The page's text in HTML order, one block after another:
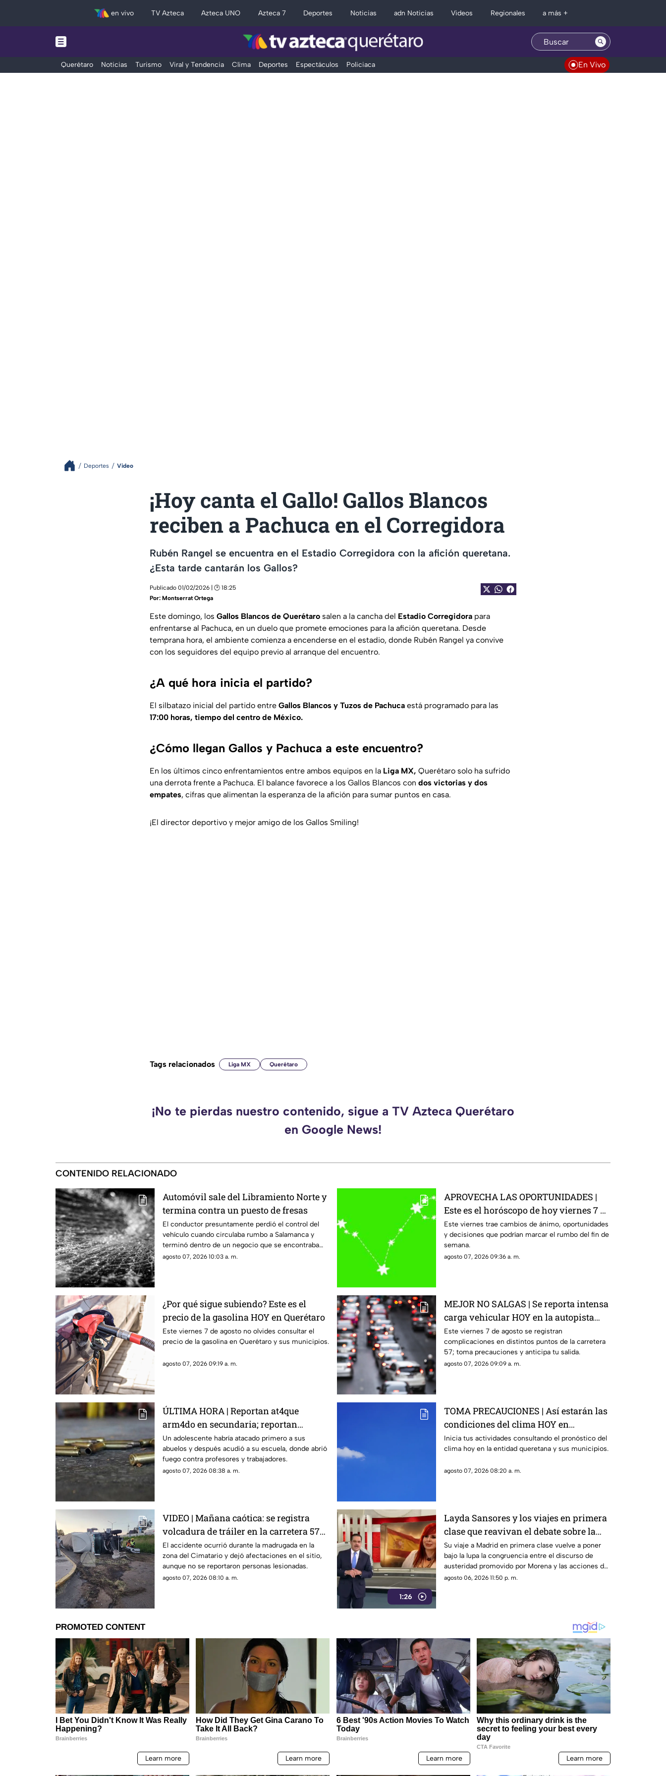
en vivo TV Azteca Azteca UNO Azteca 7 Deportes Noticias adn Noticias Videos Regionales a más +
Querétaro Noticias Turismo Viral y Tendencia Clima Deportes Espectáculos Policiaca En Vivo
Deportes Video
¡Hoy canta el Gallo! Gallos Blancos
reciben a Pachuca en el Corregidora
Rubén Rangel se encuentra en el Estadio Corregidora con la afición queretana.
¿Esta tarde cantarán los Gallos?
Publicado 01/02/2026 | 🕑 18:25
Por: Montserrat Ortega
Este domingo, los Gallos Blancos de Querétaro salen a la cancha del Estadio Corregidora para
enfrentarse al Pachuca, en un duelo que promete emociones para la afición queretana. Desde
temprana hora, el ambiente comienza a encenderse en el estadio, donde Rubén Rangel ya convive
con los seguidores del equipo previo al arranque del encuentro.
¿A qué hora inicia el partido?
El silbatazo inicial del partido entre Gallos Blancos y Tuzos de Pachuca está programado para las
17:00 horas, tiempo del centro de México.
¿Cómo llegan Gallos y Pachuca a este encuentro?
En los últimos cinco enfrentamientos entre ambos equipos en la Liga MX, Querétaro solo ha sufrido
una derrota frente a Pachuca. El balance favorece a los Gallos Blancos con dos victorias y dos
empates, cifras que alimentan la esperanza de la afición para sumar puntos en casa.
¡El director deportivo y mejor amigo de los Gallos Smiling!
Tags relacionados Liga MX Querétaro
¡No te pierdas nuestro contenido, sigue a TV Azteca Querétaro
en Google News!
CONTENIDO RELACIONADO
Automóvil sale del Libramiento Norte y
termina contra un puesto de fresas
El conductor presuntamente perdió el control del
vehículo cuando circulaba rumbo a Salamanca y
terminó dentro de un negocio que se encontraba
abierto.
agosto 07, 2026 10:03 a. m.
APROVECHA LAS OPORTUNIDADES |
Este es el horóscopo de hoy viernes 7 de
agosto
Este viernes trae cambios de ánimo, oportunidades
y decisiones que podrían marcar el rumbo del fin de
semana.
agosto 07, 2026 09:36 a. m.
¿Por qué sigue subiendo? Este es el
precio de la gasolina HOY en Querétaro
Este viernes 7 de agosto no olvides consultar el
precio de la gasolina en Querétaro y sus municipios.
agosto 07, 2026 09:19 a. m.
MEJOR NO SALGAS | Se reporta intensa
carga vehicular HOY en la autopista
México Querétaro
Este viernes 7 de agosto se registran
complicaciones en distintos puntos de la carretera
57; toma precauciones y anticipa tu salida.
agosto 07, 2026 09:09 a. m.
ÚLTIMA HORA | Reportan at4que
arm4do en secundaria; reportan
mu3rtos y decenas de heridos (+VIDEO
DELICADO)
Un adolescente habría atacado primero a sus
abuelos y después acudió a su escuela, donde abrió
fuego contra profesores y trabajadores.
agosto 07, 2026 08:38 a. m.
TOMA PRECAUCIONES | Así estarán las
condiciones del clima HOY en
Querétaro
Inicia tus actividades consultando el pronóstico del
clima hoy en la entidad queretana y sus municipios.
agosto 07, 2026 08:20 a. m.
VIDEO | Mañana caótica: se registra
volcadura de tráiler en la carretera 57
rumbo a Celaya
El accidente ocurrió durante la madrugada en la
zona del Cimatario y dejó afectaciones en el sitio,
aunque no se reportaron personas lesionadas.
agosto 07, 2026 08:10 a. m.
1:26
Layda Sansores y los viajes en primera
clase que reavivan el debate sobre la
austeridad
Su viaje a Madrid en primera clase vuelve a poner
bajo la lupa la congruencia entre el discurso de
austeridad promovido por Morena y las acciones de
algunos de sus representantes
agosto 06, 2026 11:50 p. m.